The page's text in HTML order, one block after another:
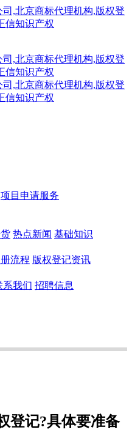
项目申请服务
热点新闻 基础知识
流程 版权登记资讯
系我们 招聘信息
登记?具体要准备